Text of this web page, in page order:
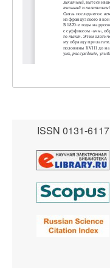
ISSN 0131-6117